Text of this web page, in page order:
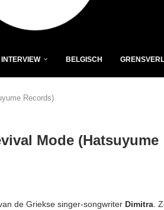
INTERVIEW BELGISCH
Records)
Mode (Hatsuyume
de Griekse singer-songwriter Dimitra.